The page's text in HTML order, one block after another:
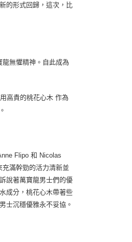
的形式回歸，這次，比
龍無懼精神。自此成為
高貴的桃花心木 作為
Flipo 和 Nicolas
滿幹勁的活力清新並
說著萬寶龍男士們的優
成分，桃花心木帶著些
士沉穩優雅永不妥協。